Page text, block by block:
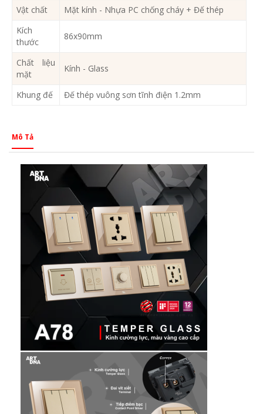
Vật chất
Mặt kính - Nhựa PC chống cháy + Đế thép
Kích
thước
86x90mm
Chất liệu
mặt
Kính - Glass
Khung đế Đế thép vuông sơn tĩnh điện 1.2mm
Mô Tả